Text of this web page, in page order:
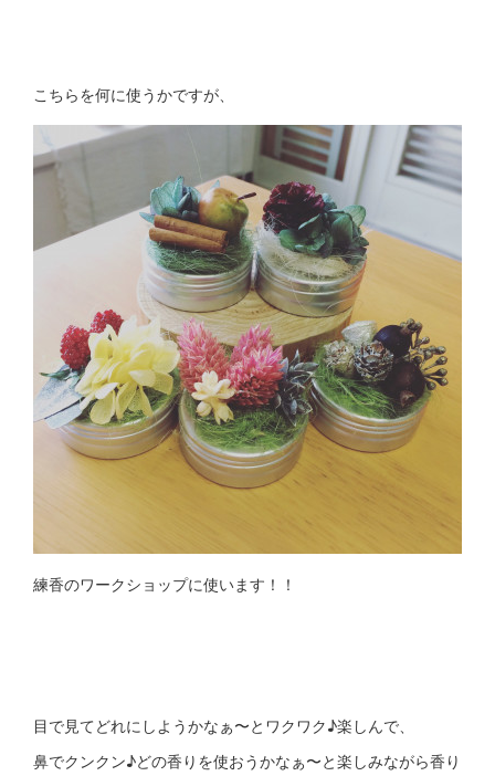
こちらを何に使うかですが、
練香のワークショップに使います！！
目で見てどれにしようかなぁ〜とワクワク♪楽しんで、
鼻でクンクン♪どの香りを使おうかなぁ〜と楽しみながら香り